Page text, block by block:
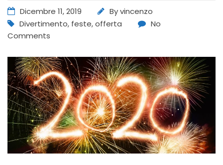
Dicembre 11, 2019 Byvincenzo
Divertimento, feste,offerta
No
Comments